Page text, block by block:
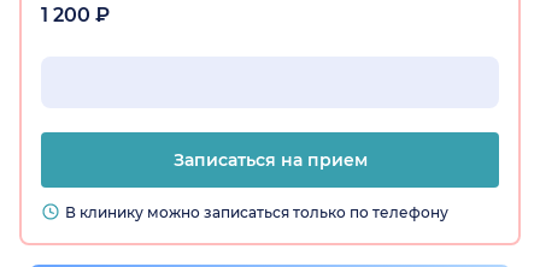
1 200 ₽
Записаться на прием
В клинику можно записаться только по телефону